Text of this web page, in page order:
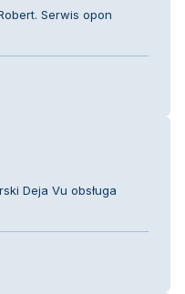
Serwis opon
Deja Vu obsługa